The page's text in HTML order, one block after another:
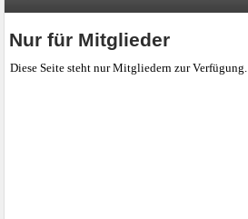
Nur für Mitglieder
Diese Seite steht nur Mitgliedern zur Verfügung.